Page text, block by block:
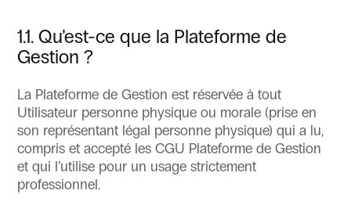
1.1. Qu’est-ce que la Plateforme de
Gestion ?
La Plateforme de Gestion est réservée à tout
Utilisateur personne physique ou morale (prise en
son représentant légal personne physique) qui a lu,
compris et accepté les CGU Plateforme de Gestion
et qui l’utilise pour un usage strictement
professionnel.